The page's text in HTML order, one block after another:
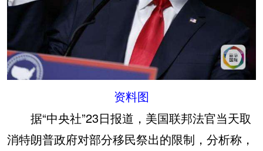
资料图
据“中央社”23日报道，美国联邦法官当天取
消特朗普政府对部分移民祭出的限制，分析称，